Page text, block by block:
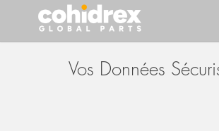
Vos Données